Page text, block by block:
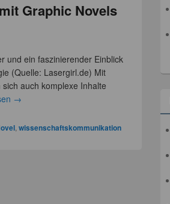
Graphic Novels
und ein faszinierender Einblick
(Quelle: Lasergirl.de) Mit
sich auch komplexe Inhalte
→
,wissenschaftskommunikation